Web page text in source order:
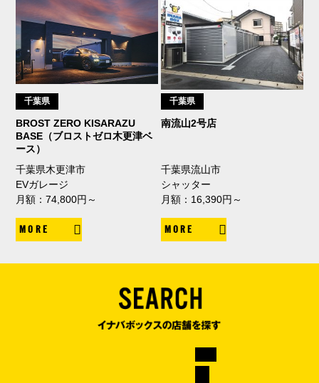
千葉県
BROST ZERO KISARAZU
BASE（ブロストゼロ木更津ベ
ース）
千葉県木更津市
EVガレージ
月額：74,800円～
MORE
千葉県
南流山2号店
千葉県流山市
シャッター
月額：16,390円～
MORE